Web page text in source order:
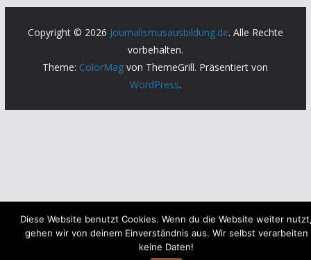
Copyright © 2026 Journalismusausbildung.de. Alle Rechte
vorbehalten.
Theme: ColorMag von ThemeGrill. Präsentiert von
WordPress.
Diese Website benutzt Cookies. Wenn du die Website weiter
gehen wir von deinem Einverständnis aus. Wir selbst verarbeiten
keine Daten!